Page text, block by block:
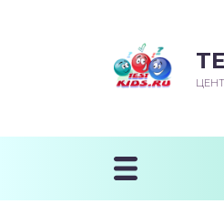
МЕСЯЦ
УЧИТСЯ
ПОСЛЕ ГОДА
К ШКОЛЕ
ДОШКОЛЬНИКА
ШКОЛА
ШКОЛЬНИКА
ШКОЛЬНИКА